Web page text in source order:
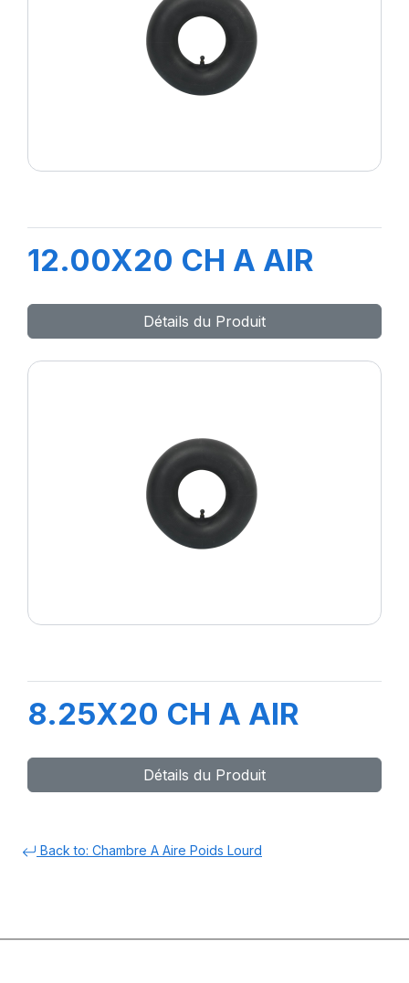
12.00X20 CH A AIR
Détails du Produit
8.25X20 CH A AIR
Détails du Produit
Back to: Chambre A Aire Poids Lourd